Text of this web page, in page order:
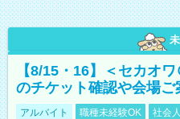
【8/15・16】＜セカオ
のチケット確認や会場ご
アルバイト 職種未経験OK 社会